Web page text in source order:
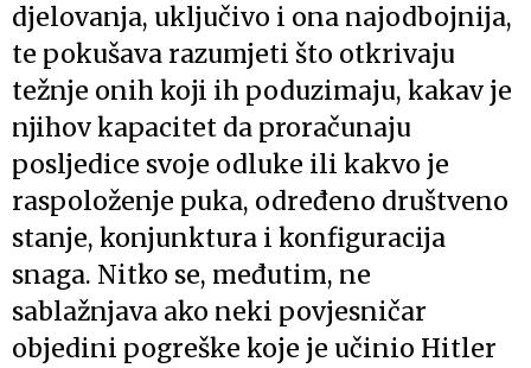
djelovanja, uključivo i ona najodbojnija,
te pokušava razumjeti što otkrivaju
težnje onih koji ih poduzimaju, kakav je
njihov kapacitet da proračunaju
posljedice svoje odluke ili kakvo je
raspoloženje puka, određeno društveno
stanje, konjunktura i konfiguracija
snaga. Nitko se, međutim, ne
sablažnjava ako neki povjesničar
objedini pogreške koje je učinio Hitler